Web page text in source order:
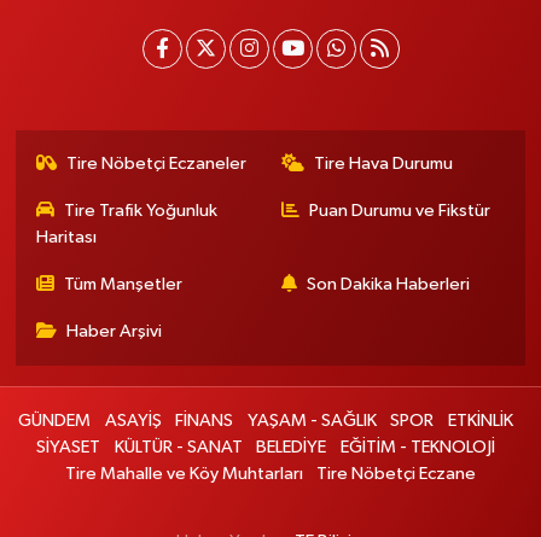
Tire Nöbetçi Eczaneler Tire Hava Durumu
Tire Trafik Yoğunluk
Haritası
Puan Durumu ve Fikstür
Tüm Manşetler Son Dakika Haberleri
Haber Arşivi
GÜNDEM ASAYİŞ FİNANS YAŞAM - SAĞLIK SPOR
ETKİNLİK
SİYASET
KÜLTÜR - SANAT BELEDİYE
EĞİTİM - TEKNOLOJİ
Tire Mahalle ve Köy Muhtarları
Tire Nöbetçi Eczane